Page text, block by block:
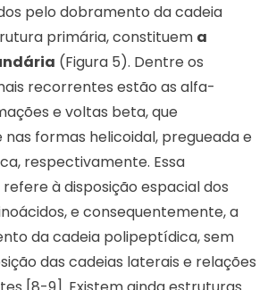
pelo dobramento da cadeia
primária, constituem a
(Figura 5). Dentre os
recorrentes estão as alfa-
e voltas beta, que
formas helicoidal, pregueada e
respectivamente. Essa
à disposição espacial dos
e consequentemente, a
da cadeia polipeptídica, sem
das cadeias laterais e relações